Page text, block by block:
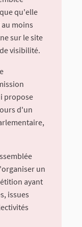
qu'elle
moins
sur le site
visibilité.
propose
d'un
un
ayant
issues